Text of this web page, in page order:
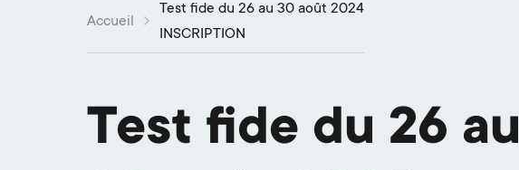
Accueil
Test fide du 26 au 30 août 2024
INSCRIPTION
Test fide du 26 au